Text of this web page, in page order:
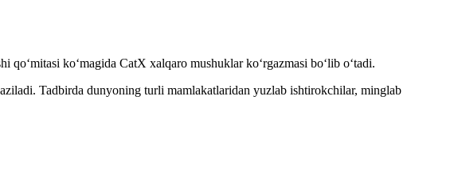
ko‘magida CatX xalqaro mushuklar ko‘rgazmasi bo‘lib o‘tadi.
Tadbirda dunyoning turli mamlakatlaridan yuzlab ishtirokchilar, minglab